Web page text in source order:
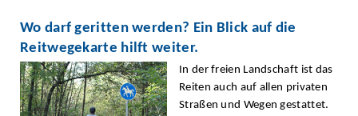
Wo darf geritten werden? Ein Blick auf die
Reitwegekarte hilft weiter.
In der freien Landschaft ist das
Reiten auch auf allen privaten
Straßen und Wegen gestattet.